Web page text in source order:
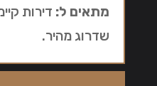
מתאים ל: דירות
שדרוג מהיר.